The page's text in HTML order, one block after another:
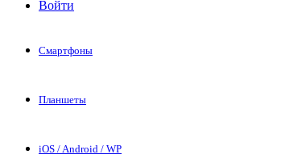
Войти
Смартфоны
Планшеты
iOS / Android / WP